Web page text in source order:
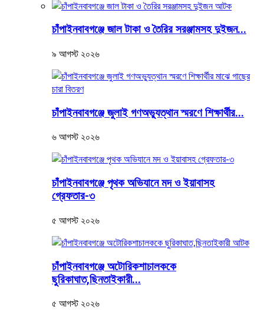
চাঁপাইনবাবগঞ্জে জাল টাকা ও তৈরির সরঞ্জামসহ দুইজন...
৯ আগস্ট ২০২৬
চাঁপাইনবাবগঞ্জে জুলাই গণঅভ্যুত্থান স্মরণে শিক্ষার্থীর...
৬ আগস্ট ২০২৬
চাঁপাইনবাবগঞ্জে পৃথক অভিযানে মদ ও ইয়াবাসহ
গ্রেফতার-৩
৫ আগস্ট ২০২৬
চাঁপাইনবাবগঞ্জে অটোরিকশাচালককে
ছুরিকাঘাত,ছিনতাইকারী...
৫ আগস্ট ২০২৬